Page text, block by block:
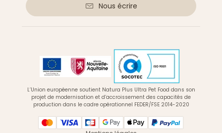
Nous écrire
L’Union européenne soutient Natura Plus Ultra Pet Food dans son
projet de modernisation et d’accroissement des capacités de
production dans le cadre opérationnel FEDER/FSE 2014-2020